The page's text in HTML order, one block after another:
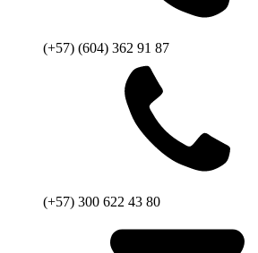
(+57) (604) 362 91 87
(+57) 300 622 43 80